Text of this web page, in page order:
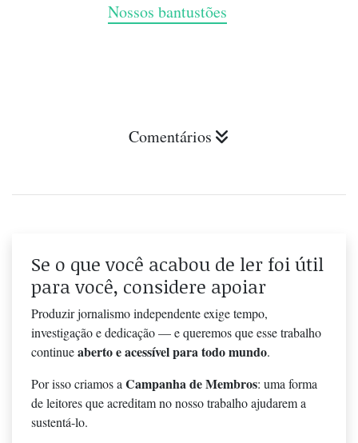
Nossos bantustões
Comentários
Se o que você acabou de ler foi útil
para você, considere apoiar
Produzir jornalismo independente exige tempo,
investigação e dedicação — e queremos que esse trabalho
continueaberto e acessível para todo mundo.
Por isso criamos aCampanha de Membros: uma forma
de leitores que acreditam no nosso trabalho ajudarem a
sustentá-lo.